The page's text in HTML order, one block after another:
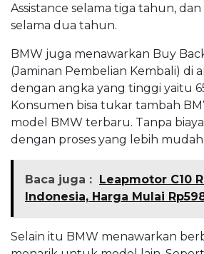
Assistance selama tiga tahun,
selama dua tahun.
BMW juga menawarkan Buy
(Jaminan Pembelian Kembali) di
dengan angka yang tinggi yaitu
Konsumen bisa tukar tambah
model BMW terbaru. Tanpa
dengan proses yang lebih mudah.
Baca juga : Leapmotor C10
Indonesia, Harga Mulai
Selain itu BMW menawarkan